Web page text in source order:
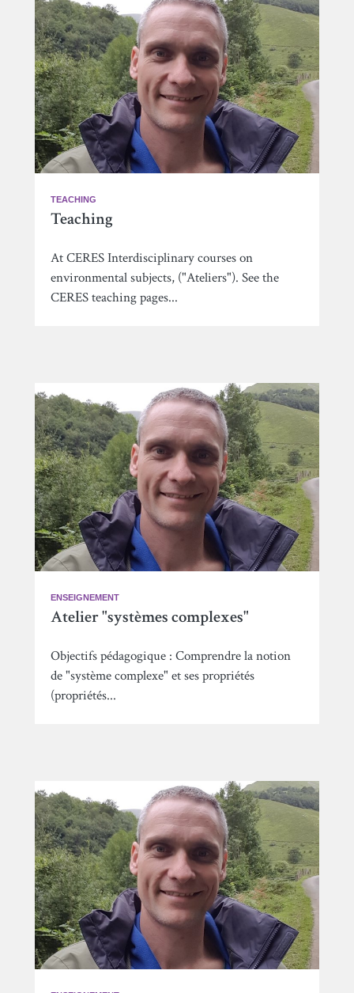
TEACHING
Teaching
At CERES Interdisciplinary courses on
environmental subjects, ("Ateliers"). See the
CERES teaching pages...
ENSEIGNEMENT
Atelier "systèmes complexes"
Objectifs pédagogique : Comprendre la notion
de "système complexe" et ses propriétés
(propriétés...